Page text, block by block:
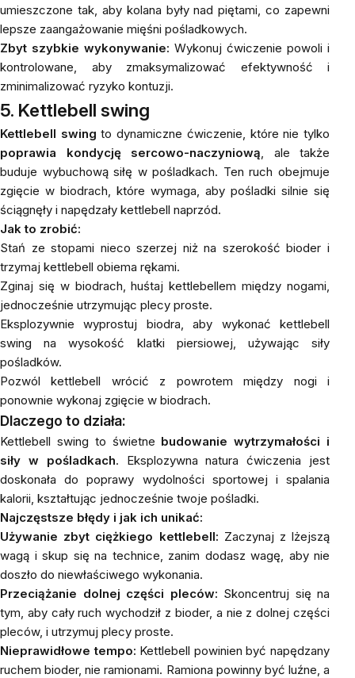
umieszczone tak, aby kolana były nad piętami, co zapewni
lepsze zaangażowanie mięśni pośladkowych.
Zbyt szybkie wykonywanie: Wykonuj ćwiczenie powoli i
kontrolowane, aby zmaksymalizować efektywność i
zminimalizować ryzyko kontuzji.
5. Kettlebell swing
Kettlebell swing to dynamiczne ćwiczenie, które nie tylko
poprawia kondycję sercowo-naczyniową, ale także
buduje wybuchową siłę w pośladkach. Ten ruch obejmuje
zgięcie w biodrach, które wymaga, aby pośladki silnie się
ściągnęły i napędzały kettlebell naprzód.
Jak to zrobić:
Stań ze stopami nieco szerzej niż na szerokość bioder i
trzymaj kettlebell obiema rękami.
Zginaj się w biodrach, huśtaj kettlebellem między nogami,
jednocześnie utrzymując plecy proste.
Eksplozywnie wyprostuj biodra, aby wykonać kettlebell
swing na wysokość klatki piersiowej, używając siły
pośladków.
Pozwól kettlebell wrócić z powrotem między nogi i
ponownie wykonaj zgięcie w biodrach.
Dlaczego to działa:
Kettlebell swing to świetne budowanie wytrzymałości i
siły w pośladkach. Eksplozywna natura ćwiczenia jest
doskonała do poprawy wydolności sportowej i spalania
kalorii, kształtując jednocześnie twoje pośladki.
Najczęstsze błędy i jak ich unikać:
Używanie zbyt ciężkiego kettlebell: Zaczynaj z lżejszą
wagą i skup się na technice, zanim dodasz wagę, aby nie
doszło do niewłaściwego wykonania.
Przeciążanie dolnej części pleców: Skoncentruj się na
tym, aby cały ruch wychodził z bioder, a nie z dolnej części
pleców, i utrzymuj plecy proste.
Nieprawidłowe tempo: Kettlebell powinien być napędzany
ruchem bioder, nie ramionami. Ramiona powinny być luźne, a